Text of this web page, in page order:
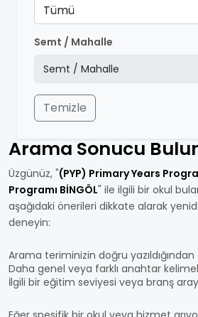
Tümü
Semt / Mahalle
Temizle
Arama Sonucu
Üzgünüz, "(PYP) Primary Years
Programı BİNGÖL" ile ilgili bir okul
aşağıdaki önerileri dikkate alarak
deneyin:
Arama teriminizin doğru
Daha genel veya farklı anahtar
İlgili bir eğitim seviyesi veya branş